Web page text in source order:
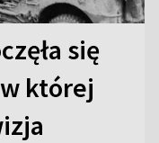
się
której